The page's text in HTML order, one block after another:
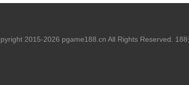
2015-2026 pgame188.cn All Rights Reserved. 188